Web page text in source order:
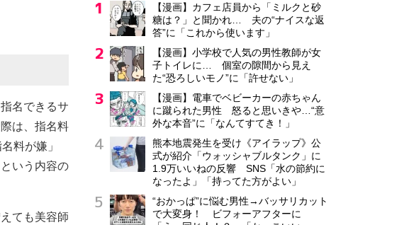
名できるサ
は、指名料
料が嫌」
いう内容の
ても美容師
【漫画】カフェ店員から「ミルクと砂
糖は？」と聞かれ… 夫の“ナイスな返
答”に「これから使います」
【漫画】小学校で人気の男性教師が女
子トイレに… 個室の隙間から見え
た“恐ろしいモノ”に「許せない」
【漫画】電車でベビーカーの赤ちゃん
に蹴られた男性 怒ると思いきや…“意
外な本音”に「なんてすてき！」
熊本地震発生を受け《アイラップ》公
式が紹介「ウォッシャブルタンク」に
1.9万いいねの反響 SNS「水の節約に
なったよ」「持ってた方がよい」
“おかっぱ”に悩む男性→バッサリカット
で大変身！ ビフォーアフターに